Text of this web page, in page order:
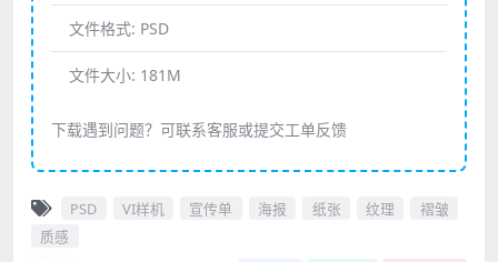
文件格式: PSD
文件大小: 181M
下载遇到问题？可联系客服或提交工单反馈
PSD VI样机 宣传单 海报 纸张 纹理
褶皱
质感